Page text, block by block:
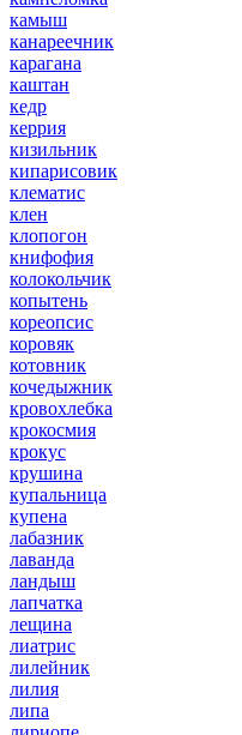
камыш
канареечник
карагана
каштан
кедр
керрия
кизильник
кипарисовик
клематис
клен
клопогон
книфофия
колокольчик
копытень
кореопсис
коровяк
котовник
кочедыжник
кровохлебка
крокосмия
крокус
крушина
купальница
купена
лабазник
лаванда
ландыш
лапчатка
лещина
лиатрис
лилейник
лилия
липа